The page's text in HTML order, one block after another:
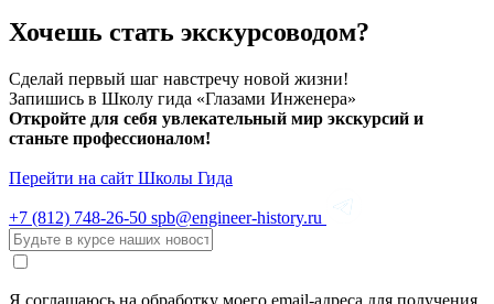
Хочешь стать экскурсоводом?
Сделай первый шаг навстречу новой жизни!
Запишись в Школу гида «Глазами Инженера»
Откройте для себя увлекательный мир экскурсий и
станьте профессионалом!
Перейти на сайт Школы Гида
+7 (812) 748-26-50 spb@engineer-history.ru
Я соглашаюсь на обработку моего email-адреса для получения